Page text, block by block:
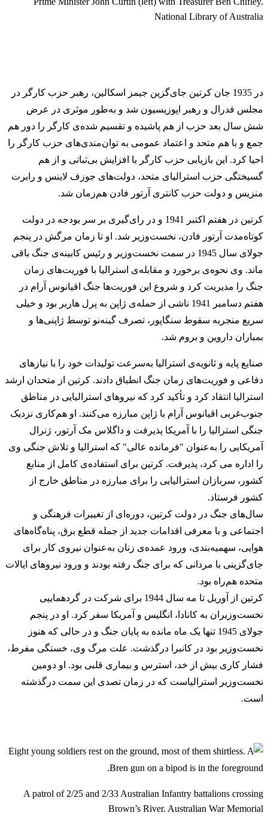
National Library of Australia
در 1935 جان کرتین جای‌گزین جیمز اسکالین، رهبر حزب کارگر در
مجلس فدرال و رهبر اپوزیسیون شد و به‌طور موثری در عرض
شش سال بعد حزب از هم پاشیده و تقسیم شده‌ی کارگر را دور هم
جمع و با هم متحد و اعتماد عمومی به توان‌مندی‌های حزب کارگر را
احیا کرد. این بازیابی حزب کارگر با افزایش بی‌ثباتی و از هم
گسیختگی حزب استرالیای متحد، دولت‌های جوزف لاینس و رابرت
منزیس و دولت حزب کانتری آرتور فادن هم‌زمان شد.
کرتین در هفتم اکتبر 1941 و در رای‌گیری بر سر بودجه در دولت
کوتاه‌مدت آرتور فادن، نخست‌وزیر شد. او تا زمان مرگش در پنجم
جولای سال 1945 در سمت نخست‌وزیر و رئیس کابینه‌ی جنگ باقی
ماند. وی نحوه‌ی برخورد و مقابله‌ی استرالیا با فوریت‌های زمان
جنگ را مدیریت کرد و شروع این فوریت‌ها جنگ اقیانوس آرام در
هفتم دسامبر 1941 ناشی از حمله‌ی ژاپن به پرل هاربر بود و خیلی
سریع منجربه سقوط سنگاپور، تصرف گینه‌نو توسط ژاپنی‌ها و
بمباران داروین و بروم شد.
صنایع پایه و ثانویه‌ی استرالیا به‌سرعت تولیدات خود را با نیازهای
دفاعی و فوریت‌های زمان جنگ انطباق دادند. کرتین از متحدان ارشد
استرالیا انتقاد کرد و تأکید کرد که نیروهای استرالیایی در مناطق
جنوب‌غربی اقیانوس آرام با ژاپن مبارزه می‌کنند. او هم‌کاری نزدیک
جنگی استرالیا را با آمریکا پذیرفت و داگلاس مک آرتور، ژنرال
آمریکایی را به‌عنوان "فرمانده عالی" که استرالیا و تلاش جنگی وی
را اداره می کرد، پذیرفت. کرتین برای استفاده‌ی کامل از منابع
کشور، سربازان استرالیایی را برای مبارزه در مناطق خارج از
کشور فرستاد.
سال‌های جنگ در دولت کرتین، دوره‌ای از تغییرات فرهنگی و
اجتماعی و با معرفی اقدامات جدید از جمله قطع برق، پناه‌گاه‌های
هوایی، سهمیه‌بندی، ورود عمده‌ی زنان به‌عنوان نیروی کار برای
جای‌گزینی با مردانی که برای جنگ رفته بودند و ورود نیروهای ایالات
متحده هم‌راه بود.
کرتین از آوریل تا مه سال 1944 برای شرکت در گردهماییی
نخست‌وزیران به کانادا، انگلیس و آمریکا سفر کرد. او در پنجم
جولای 1945 تنها یک ماه مانده به پایان جنگ و در حالی که هنوز
نخست‌وزیر بود در کانبرا درگذشت. علت مرگ وی، خستگی مفرط،
فشار کاری بیش از خد، استرس و بیماری قلبی بود. او دومین
نخست‌وزیر استرالیاست که در زمان تصدی این سمت درگذشته
است.
A patrol of 2/25 and 2/33 Australian Infantry battalions crossing
Brown’s River. Australian War Memorial